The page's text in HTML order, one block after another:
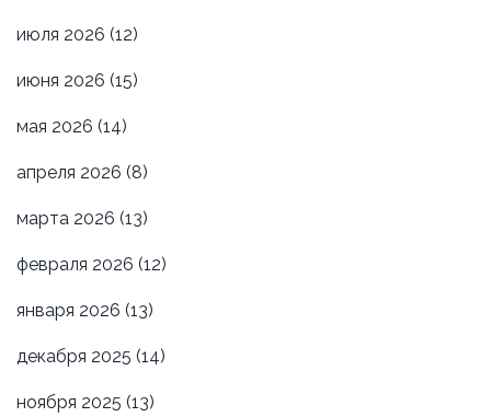
июля 2026 (12)
июня 2026 (15)
мая 2026 (14)
апреля 2026 (8)
марта 2026 (13)
февраля 2026 (12)
января 2026 (13)
декабря 2025 (14)
ноября 2025 (13)